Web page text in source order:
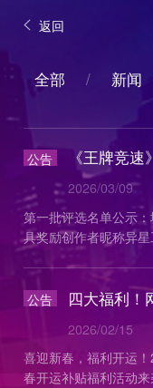
返回
全部 / 新闻
公告 《王牌竞
2026/03/09
第一批评选名单公示
具奖励创作者昵称异星
公告 四大福利！
2026/02/15
喜迎新春，福利开运
春开运补贴福利活动来